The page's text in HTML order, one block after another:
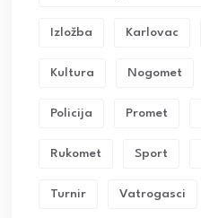
Izložba Karlovac
Kultura Nogomet
Policija Promet
Rukomet Sport
Turnir Vatrogasci